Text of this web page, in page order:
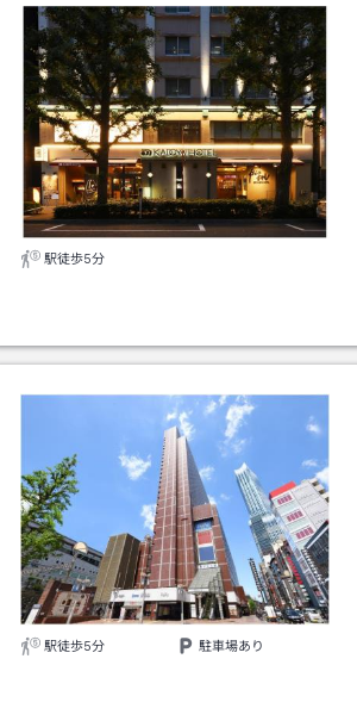
駅徒歩5分
駅徒歩5分 駐車場あり